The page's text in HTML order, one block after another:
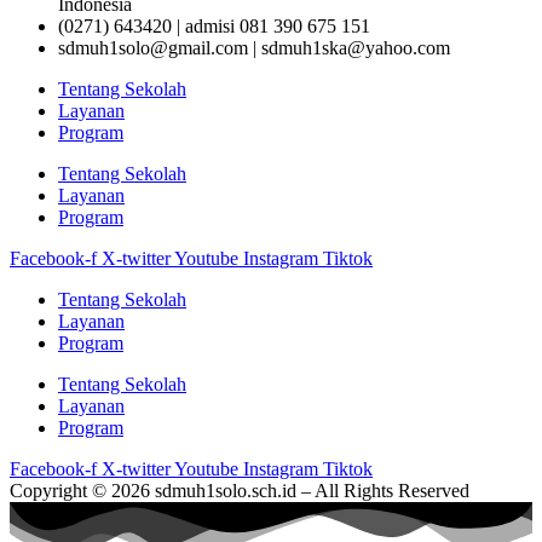
Indonesia
(0271) 643420 | admisi 081 390 675 151
sdmuh1solo@gmail.com | sdmuh1ska@yahoo.com
Tentang Sekolah
Layanan
Program
Tentang Sekolah
Layanan
Program
Facebook-f X-twitterYoutube Instagram Tiktok
Tentang Sekolah
Layanan
Program
Tentang Sekolah
Layanan
Program
Facebook-f X-twitterYoutube Instagram Tiktok
Copyright © 2026 sdmuh1solo.sch.id – All Rights Reserved